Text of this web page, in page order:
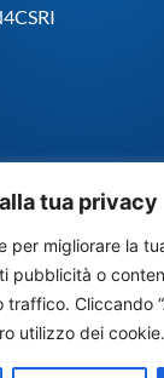
tua privacy
per migliorare la
pubblicità o
traffico. Cliccando
utilizzo dei cookie.
Chiampo S.p.A.